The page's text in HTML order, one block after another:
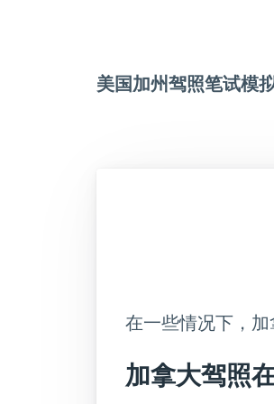
美国加州驾照笔试模
在一些情况下，加
加拿大驾照